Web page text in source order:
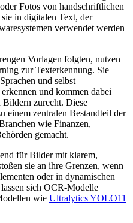
Fotos von handschriftlichen
in digitalen Text, der
verwendet werden
Vorlagen folgten, nutzen
zur Texterkennung. Sie
und selbst
und kommen dabei
zurecht. Diese
einem zentralen Bestandteil der
wie Finanzen,
gemacht.
für Bilder mit klarem,
sie an ihre Grenzen, wenn
oder in dynamischen
sich OCR-Modelle
wie Ultralytics YOLO11